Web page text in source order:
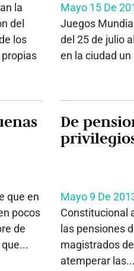
la
del
los
Mayo 15 De
Juegos
del 25 de julio
en la ciudad
que en
pocos
de
De
Mayo 9 De
Constitucional
las pensiones
magistrados
atemperar las...